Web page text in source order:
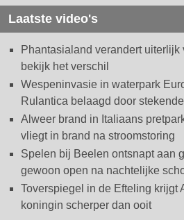
Laatste video's
Phantasialand verandert uiterlijk
bekijk het verschil
Wespeninvasie in waterpark
Rulantica belaagd door
Alweer brand in Italiaans
vliegt in brand na stroomstoring
Spelen bij Beelen ontsnapt aan
gewoon open na nachtelijke
Toverspiegel in de Efteling krijgt
koningin scherper dan ooit